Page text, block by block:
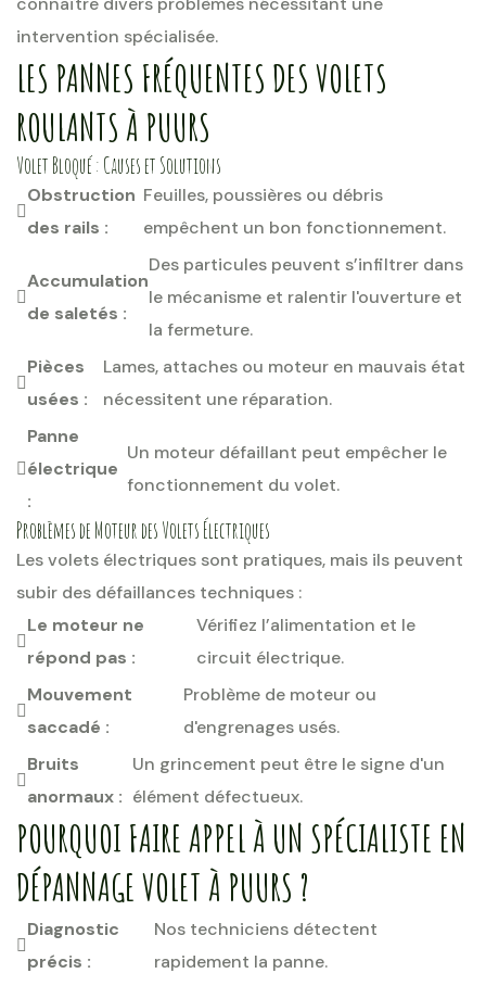
intervention spécialisée.
LES PANNES FRÉQUENTES DES VOLETS
ROULANTS À PUURS
Volet Bloqué : Causes et Solutions
Obstruction
des rails :
Feuilles, poussières ou débris
empêchent un bon fonctionnement.
Accumulation
de saletés :
Des particules peuvent s’infiltrer dans
le mécanisme et ralentir l'ouverture et
la fermeture.
Pièces
usées :
Lames, attaches ou moteur en mauvais état
nécessitent une réparation.
Panne
électrique
:
Un moteur défaillant peut empêcher le
fonctionnement du volet.
Problèmes de Moteur des Volets Électriques
Les volets électriques sont pratiques, mais ils peuvent
subir des défaillances techniques :
Le moteur ne
répond pas :
Vérifiez l’alimentation et le
circuit électrique.
Mouvement
saccadé :
Problème de moteur ou
d'engrenages usés.
Bruits
anormaux :
Un grincement peut être le signe d'un
élément défectueux.
POURQUOI FAIRE APPEL À UN SPÉCIALISTE EN
DÉPANNAGE VOLET À PUURS ?
Diagnostic
précis :
Nos techniciens détectent
rapidement la panne.